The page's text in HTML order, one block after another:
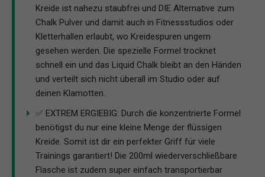
Kreide ist nahezu staubfrei und DIE Alternative zum
Chalk Pulver und damit auch in Fitnessstudios oder
Kletterhallen erlaubt, wo Kreidespuren ungern
gesehen werden. Die spezielle Formel trocknet
schnell ein und das Liquid Chalk bleibt an den Händen
und verteilt sich nicht überall im Studio oder auf
deinen Klamotten.
✅ EXTREM ERGIEBIG: Durch die konzentrierte Formel
benötigst du nur eine kleine Menge der flüssigen
Kreide. Somit ist dir ein perfekter Griff für viele
Trainings garantiert! Die 200ml wiederverschließbare
Flasche ist zudem super einfach transportierbar